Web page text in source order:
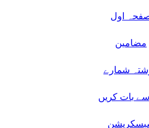
اول
مضامین
شمارے
بات کریں